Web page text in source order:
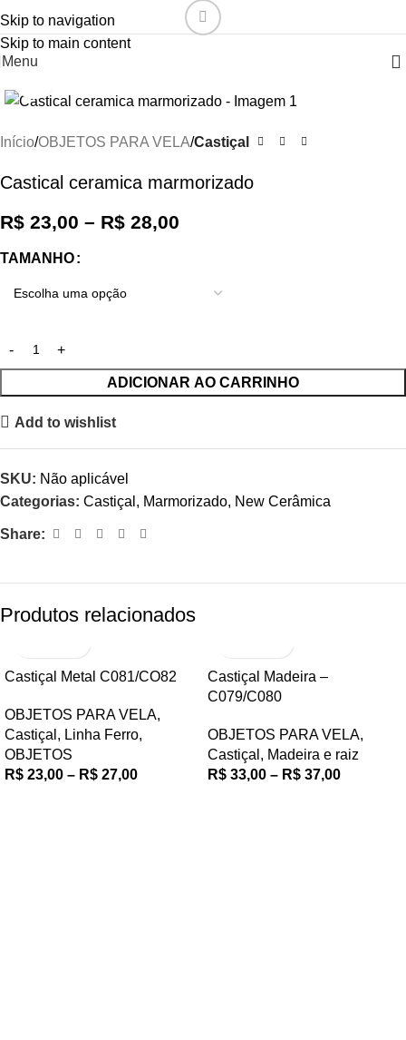
Skip to navigation
Skip to main content
Menu
Início OBJETOS PARA VELA Castiçal
Castical ceramica marmorizado
R$ 23,00 – R$ 28,00
TAMANHO
ADICIONAR AO CARRINHO
Add to wishlist
SKU: Não aplicável
Categorias: Castiçal , Marmorizado, New Cerâmica
Share:
Produtos relacionados
Castiçal Metal C081/CO82
OBJETOS PARA VELA,
Castiçal , Linha Ferro,
OBJETOS
R$ 23,00 – R$ 27,00
Castiçal Madeira –
C079/C080
OBJETOS PARA VELA,
Castiçal , Madeira e raiz
R$ 33,00 – R$ 37,00